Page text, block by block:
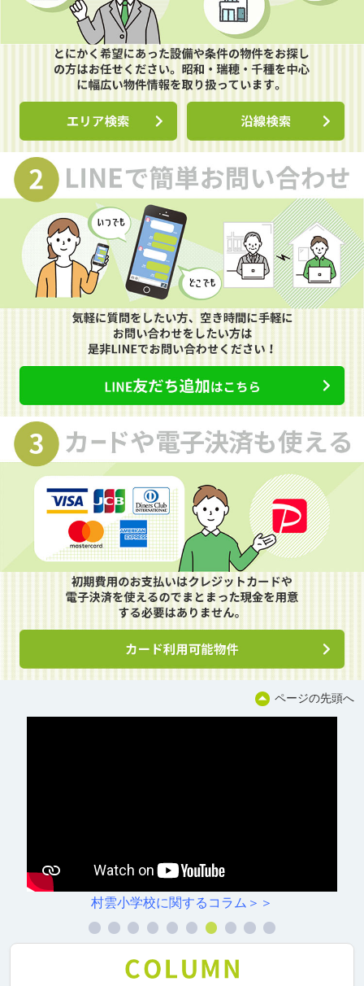
ページの先頭へ
村雲小学校に関するコラム＞＞